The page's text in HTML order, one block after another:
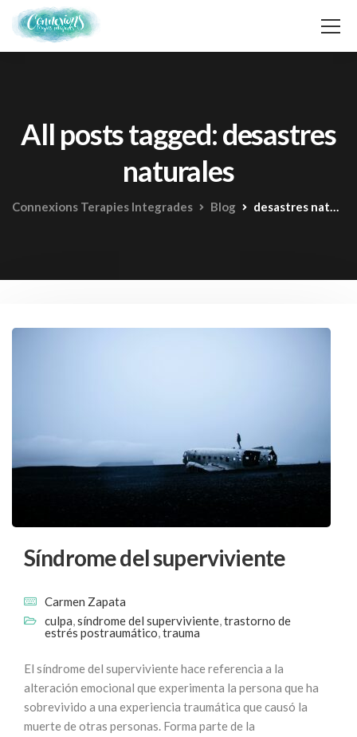
All posts tagged: desastres
naturales
Connexions Terapies Integrades Blog desastres naturales
Síndrome del superviviente
Carmen Zapata
culpa,síndrome del superviviente,trastorno de
estrés postraumático,trauma
El síndrome del superviviente hace referencia a la
alteración emocional que experimenta la persona que ha
sobrevivido a una experiencia traumática que causó la
muerte de otras personas. Forma parte de la